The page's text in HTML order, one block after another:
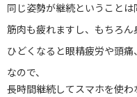
同じ姿勢が継続ということ
筋肉も疲れますし、もちろん
ひどくなると眼精疲労や頭痛
なので、
長時間継続してスマホを使